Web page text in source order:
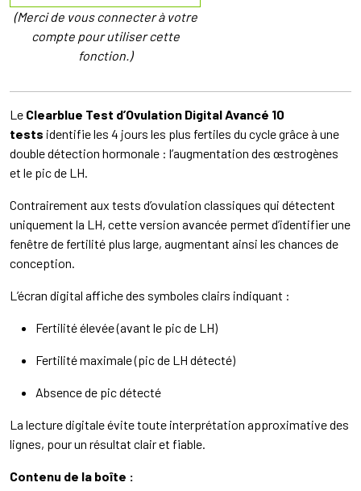
(Merci de vous connecter à votre
compte pour utiliser cette
fonction.)
Le Clearblue Test d’Ovulation Digital Avancé 10
tests identifie les 4 jours les plus fertiles du cycle grâce à une
double détection hormonale : l’augmentation des œstrogènes
et le pic de LH.
Contrairement aux tests d’ovulation classiques qui détectent
uniquement la LH, cette version avancée permet d’identifier une
fenêtre de fertilité plus large, augmentant ainsi les chances de
conception.
L’écran digital affiche des symboles clairs indiquant :
Fertilité élevée (avant le pic de LH)
Fertilité maximale (pic de LH détecté)
Absence de pic détecté
La lecture digitale évite toute interprétation approximative des
lignes, pour un résultat clair et fiable.
Contenu de la boîte :